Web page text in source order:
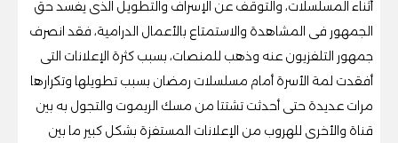
أثناء المسلسلات، والتوقف عن الإسراف والتطويل الذى يفسد حق
الجمهور فى المشاهدة والاستمتاع بالأعمال الدرامية، فقد انصرف
جمهور التلفزيون عنه وذهب للمنصات، بسبب كثرة الإعلانات التى
أفقدت لمة الأسرة أمام مسلسلات رمضان بسبب تطويلها وتكرارها
مرات عديدة حتى أحدثت تشتتا من مسك الريموت والتجول به بين
قناة والأخرى للهروب من الإعلانات المستفزة بشكل كبير ما بين